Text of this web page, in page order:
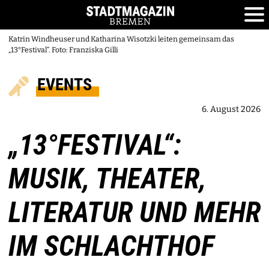
Katrin Windheuser und Katharina Wisotzki leiten gemeinsam das
„13°Festival“. Foto: Franziska Gilli
EVENTS
6. August 2026
„13°FESTIVAL“:
MUSIK, THEATER,
LITERATUR UND MEHR
IM SCHLACHTHOF